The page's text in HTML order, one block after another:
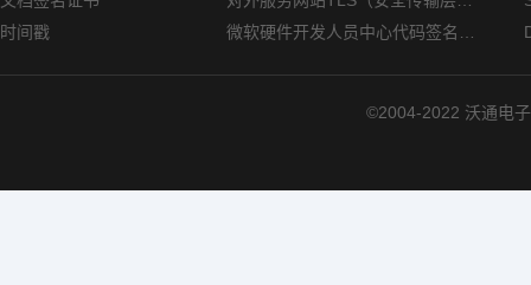
时间戳
©2004-2022 沃通电